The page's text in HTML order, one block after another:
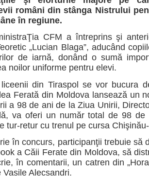
români din stânga Nistrului
în regiune.
CFM a întreprins şi
„Lucian Blaga”, aducând
de iarnă, donând o sumă
noilor uniforme pentru elevi.
din Tiraspol se vor bucura
Ferată din Moldova lansează un
a 98 de ani de la Ziua Unirii,
va oferi un număr total de 98 de
tur-retur cu trenul pe cursa
în concurs, participanţii trebuie să
a Căii Ferate din Moldova, să
în comentarii, un catren din
Alecsandri.